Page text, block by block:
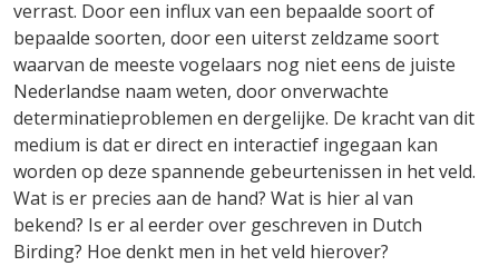
verrast. Door een influx van een bepaalde soort of
bepaalde soorten, door een uiterst zeldzame soort
waarvan de meeste vogelaars nog niet eens de juiste
Nederlandse naam weten, door onverwachte
determinatieproblemen en dergelijke. De kracht van dit
medium is dat er direct en interactief ingegaan kan
worden op deze spannende gebeurtenissen in het veld.
Wat is er precies aan de hand? Wat is hier al van
bekend? Is er al eerder over geschreven in Dutch
Birding? Hoe denkt men in het veld hierover?